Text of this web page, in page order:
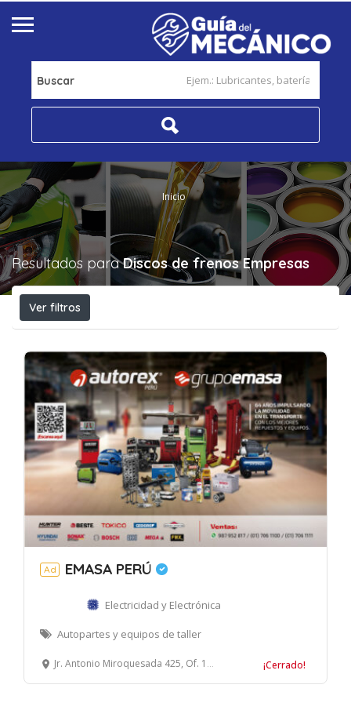
Buscar
Inicio
Resultados paraDiscos de frenos Empresas
Ver filtros
Ad EMASA PERÚ
Electricidad y Electrónica
Autopartes y equipos de taller
Jr. Antonio Miroquesada 425, Of. 1509, Magdalena del Mar, Lima ¡Cerrado!